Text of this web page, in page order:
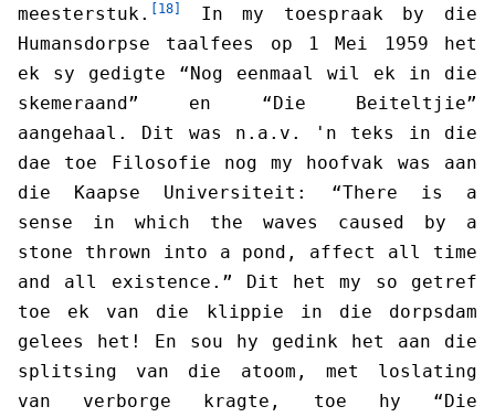
meesterstuk.
[18]
In my toespraak by die
Humansdorpse taalfees op 1 Mei 1959 het
ek sy gedigte “Nog eenmaal wil ek in die
skemeraand” en “Die Beiteltjie”
aangehaal. Dit was n.a.v. 'n teks in die
dae toe Filosofie nog my hoofvak was aan
die Kaapse Universiteit: “There is a
sense in which the waves caused by a
stone thrown into a pond, affect all time
and all existence.” Dit het my so getref
toe ek van die klippie in die dorpsdam
gelees het! En sou hy gedink het aan die
splitsing van die atoom, met loslating
van verborge kragte, toe hy “Die